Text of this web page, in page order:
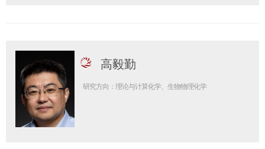
高毅勤
研究方向：理论与计算化学、生物物理化学